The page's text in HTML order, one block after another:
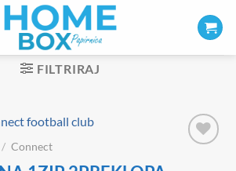
FILTRIRAJ
/ Connect